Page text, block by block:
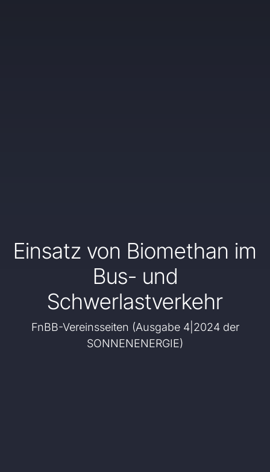
Einsatz von Biomethan im
Bus- und
Schwerlastverkehr
FnBB-Vereinsseiten (Ausgabe 4|2024 der
SONNENENERGIE)